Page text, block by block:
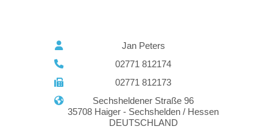
Jan Peters
02771 812174
02771 812173
Sechsheldener Straße 96
35708 Haiger - Sechshelden / Hessen
DEUTSCHLAND